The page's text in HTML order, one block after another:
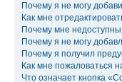
Почему я не могу
Как мне
Почему мне
Почему я не могу
Почему я получил
Как мне пожаловаться
Что означает кнопка